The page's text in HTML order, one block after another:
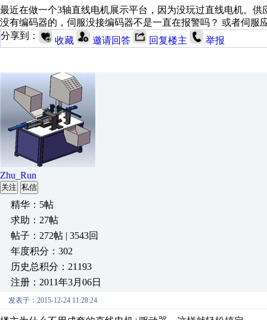
最近在做一个3轴直线电机展示平台，因为没玩过直线电机。
没有编码器的，伺服没接编码器不是一直在报警吗？ 或者伺服
分享到：
收藏 邀请回答 回复楼主 举报
Zhu_Run
关注 私信
精华：5帖
求助：27帖
帖子：272帖 | 3543回
年度积分：302
历史总积分：21193
注册：2011年3月06日
发表于：2015-12-24 11:28:24